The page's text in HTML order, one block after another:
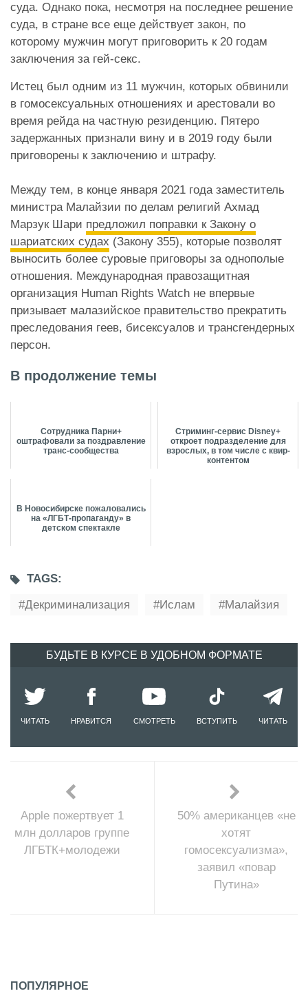
суда. Однако пока, несмотря на последнее решение
суда, в стране все еще действует закон, по
которому мужчин могут приговорить к 20 годам
заключения за гей-секс.
Истец был одним из 11 мужчин, которых обвинили
в гомосексуальных отношениях и арестовали во
время рейда на частную резиденцию. Пятеро
задержанных признали вину и в 2019 году были
приговорены к заключению и штрафу.
Между тем, в конце января 2021 года заместитель
министра Малайзии по делам религий Ахмад
Марзук Шари предложил поправки к Закону о
шариатских судах (Закону 355), которые позволят
выносить более суровые приговоры за однополые
отношения. Международная правозащитная
организация Human Rights Watch не впервые
призывает малазийское правительство прекратить
преследования геев, бисексуалов и трансгендерных
персон.
В продолжение темы
Сотрудника Парни+
оштрафовали за поздравление
транс-сообщества
Стриминг-сервис Disney+
откроет подразделение для
взрослых, в том числе с квир-
контентом
В Новосибирске пожаловались
на «ЛГБТ-пропаганду» в
детском спектакле
TAGS:
Декриминализация
Ислам Малайзия
БУДЬТЕ В КУРСЕ В УДОБНОМ ФОРМАТЕ
ЧИТАТЬ НРАВИТСЯ СМОТРЕТЬ ВСТУПИТЬ ЧИТАТЬ
Apple пожертвует 1
млн долларов группе
ЛГБТК+молодежи
50% американцев «не
хотят
гомосексуализма»,
заявил «повар
Путина»
ПОПУЛЯРНОЕ